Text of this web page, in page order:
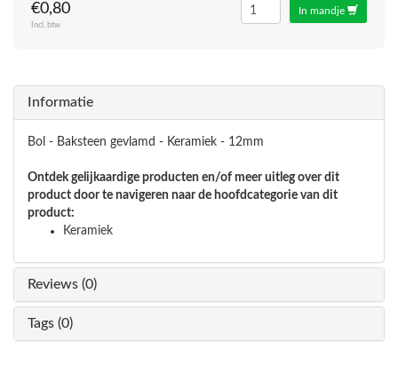
€0,80
Incl. btw
In mandje
Informatie
Bol - Baksteen gevlamd - Keramiek - 12mm
Ontdek gelijkaardige producten en/of meer uitleg over dit
product door te navigeren naar de hoofdcategorie van dit
product:
Keramiek
Reviews (0)
Tags (0)